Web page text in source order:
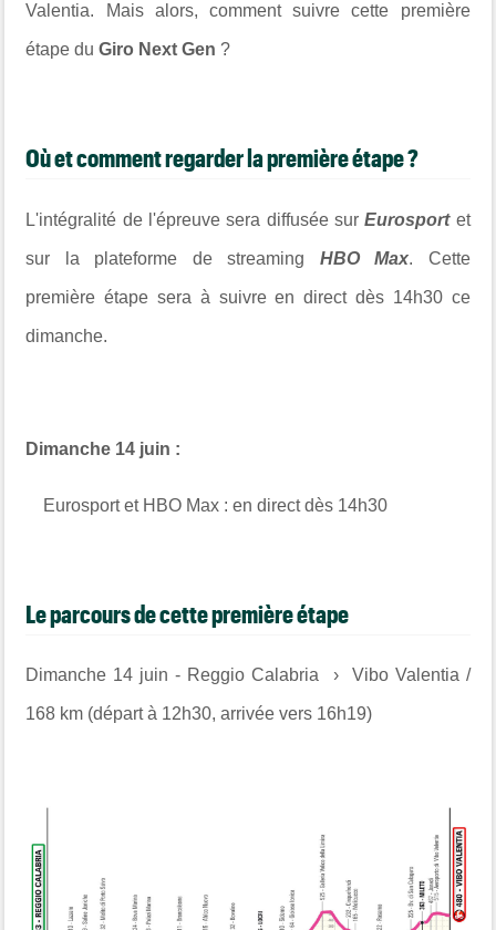
Valentia. Mais alors, comment suivre cette première
étape duGiro Next Gen ?
Où et comment regarder la première étape ?
L'intégralité de l'épreuve sera diffusée surEurosportet
sur la plateforme de streaming HBO Max. Cette
première étape sera à suivre en direct dès 14h30 ce
dimanche.
Dimanche 14 juin :
Eurosport et HBO Max : en direct dès 14h30
Le parcours de cette première étape
Dimanche 14 juin - Reggio Calabria › Vibo Valentia /
168 km (départ à 12h30, arrivée vers 16h19)